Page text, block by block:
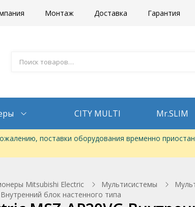
Монтаж Доставка Гарантия
CITY MULTI Mr.SLIM
поставки оборудования временно
Mitsubishi Electric Мультисистемы
блок настенного типа